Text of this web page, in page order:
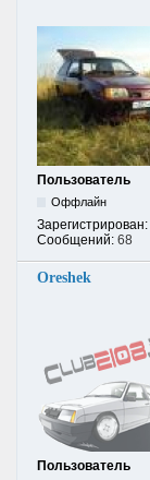
Пользователь
Оффлайн
Зарегистрирован:
Сообщений: 68
Oreshek
Пользователь